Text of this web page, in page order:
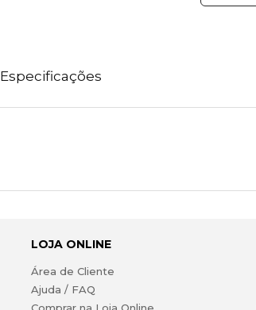
Especificações
LOJA ONLINE
Área de Cliente
Ajuda / FAQ
Comprar na Loja Online